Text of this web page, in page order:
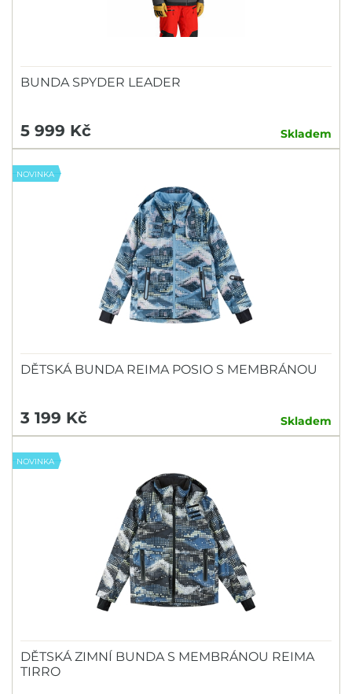
BUNDA SPYDER LEADER
5 999 Kč Skladem
NOVINKA
DĚTSKÁ BUNDA REIMA POSIO S MEMBRÁNOU
3 199 Kč Skladem
NOVINKA
DĚTSKÁ ZIMNÍ BUNDA S MEMBRÁNOU REIMA
TIRRO